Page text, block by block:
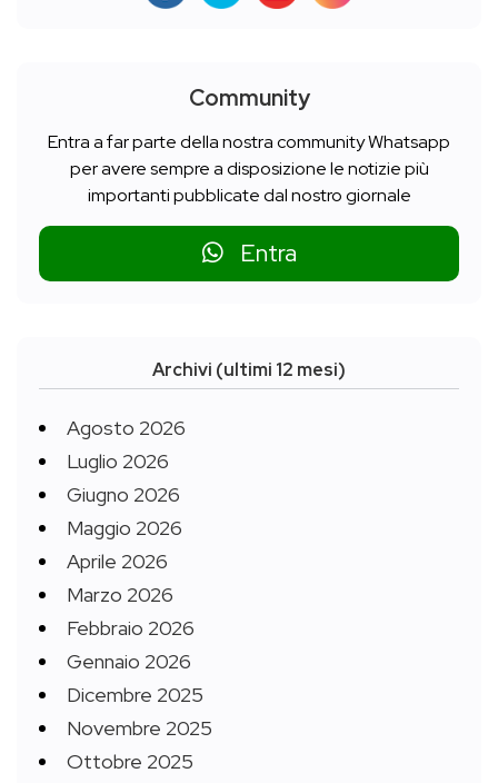
Community
Entra a far parte della nostra community Whatsapp
per avere sempre a disposizione le notizie più
importanti pubblicate dal nostro giornale
Entra
Archivi (ultimi 12 mesi)
Agosto 2026
Luglio 2026
Giugno 2026
Maggio 2026
Aprile 2026
Marzo 2026
Febbraio 2026
Gennaio 2026
Dicembre 2025
Novembre 2025
Ottobre 2025